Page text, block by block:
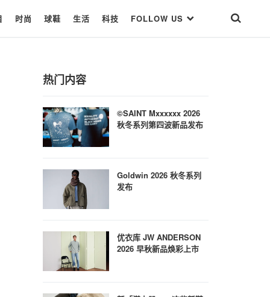
时尚 球鞋 生活 科技 FOLLOW US
热门内容
©SAINT Mxxxxxx 2026
秋冬系列第四波新品发布
Goldwin 2026 秋冬系列
发布
优衣库 JW ANDERSON
2026 早秋新品焕彩上市